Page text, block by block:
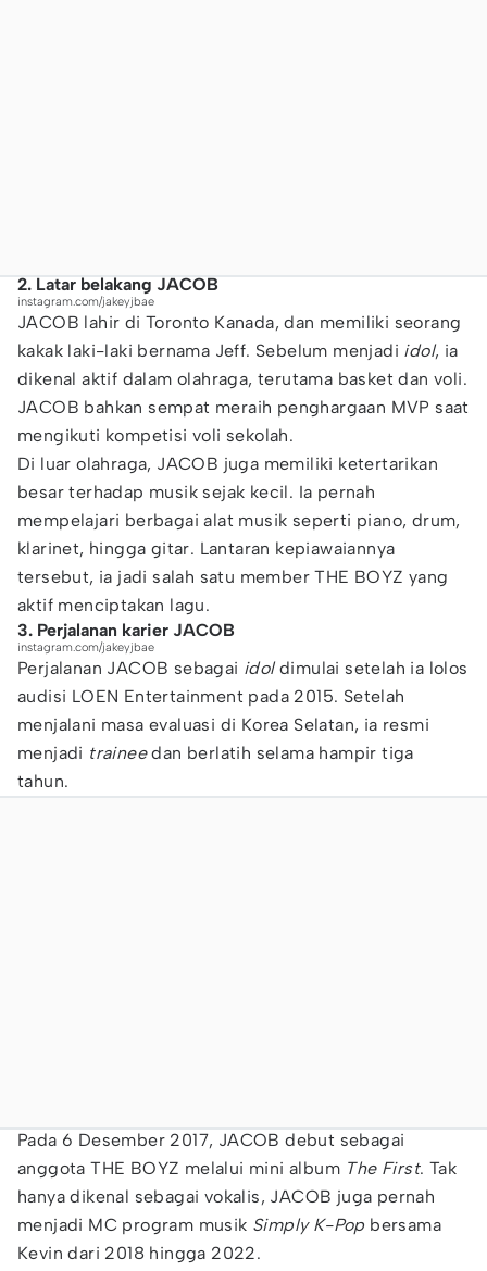
2. Latar belakang JACOB
instagram.com/jakeyjbae
JACOB lahir di Toronto Kanada, dan memiliki seorang
kakak laki-laki bernama Jeff. Sebelum menjadi idol, ia
dikenal aktif dalam olahraga, terutama basket dan voli.
JACOB bahkan sempat meraih penghargaan MVP saat
mengikuti kompetisi voli sekolah.
Di luar olahraga, JACOB juga memiliki ketertarikan
besar terhadap musik sejak kecil. Ia pernah
mempelajari berbagai alat musik seperti piano, drum,
klarinet, hingga gitar. Lantaran kepiawaiannya
tersebut, ia jadi salah satu member THE BOYZ yang
aktif menciptakan lagu.
3. Perjalanan karier JACOB
instagram.com/jakeyjbae
Perjalanan JACOB sebagai idoldimulai setelah ia lolos
audisi LOEN Entertainment pada 2015. Setelah
menjalani masa evaluasi di Korea Selatan, ia resmi
menjadi traineedan berlatih selama hampir tiga
tahun.
Pada 6 Desember 2017, JACOB debut sebagai
anggota THE BOYZ melalui mini album The First. Tak
hanya dikenal sebagai vokalis, JACOB juga pernah
menjadi MC program musik Simply K-Pop bersama
Kevin dari 2018 hingga 2022.